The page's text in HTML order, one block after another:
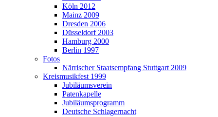
Köln 2012
Mainz 2009
Dresden 2006
Düsseldorf 2003
Hamburg 2000
Berlin 1997
Fotos
Närrischer Staatsempfang Stuttgart 2009
Kreismusikfest 1999
Jubiläumsverein
Patenkapelle
Jubiläumsprogramm
Deutsche Schlagernacht